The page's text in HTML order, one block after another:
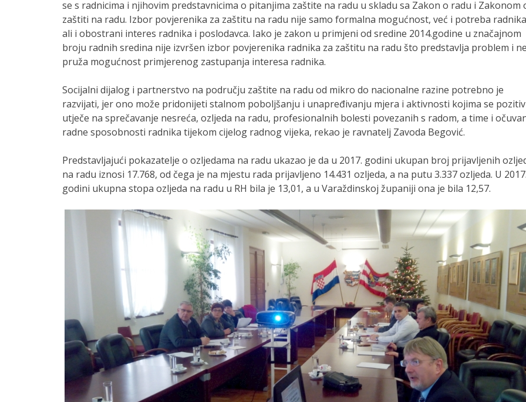
se s radnicima i njihovim predstavnicima o pitanjima zaštite na radu u skladu sa Zakon o radu i Zakonom
zaštiti na radu. Izbor povjerenika za zaštitu na radu nije samo formalna mogućnost, već i potreba
ali i obostrani interes radnika i poslodavca. Iako je zakon u primjeni od sredine 2014.godine u značajnom
broju radnih sredina nije izvršen izbor povjerenika radnika za zaštitu na radu što predstavlja problem i ne
pruža mogućnost primjerenog zastupanja interesa radnika.
Socijalni dijalog i partnerstvo na području zaštite na radu od mikro do nacionalne razine potrebno je
razvijati, jer ono može pridonijeti stalnom poboljšanju i unapređivanju mjera i aktivnosti kojima se
utječe na sprečavanje nesreća, ozljeda na radu, profesionalnih bolesti povezanih s radom, a time i
radne sposobnosti radnika tijekom cijelog radnog vijeka, rekao je ravnatelj Zavoda Begović.
Predstavljajući pokazatelje o ozljedama na radu ukazao je da u 2017. godini ukupan broj prijavljenih
na radu iznosi 17.768, od čega je na mjestu rada prijavljeno 14.431 ozljeda, a na putu 3.337 ozljeda. U 2017.
godini ukupna stopa ozljeda na radu u RH bila je 13,01, a u Varaždinskoj županiji ona je bila 12,57.